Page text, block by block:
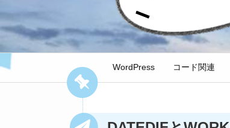
WordPress コード関連